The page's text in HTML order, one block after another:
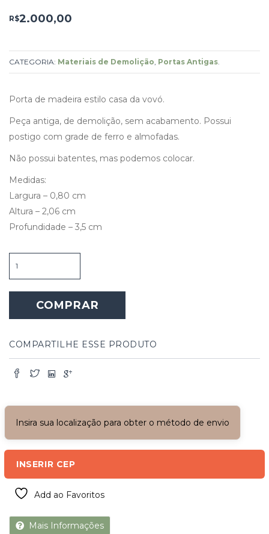
R$2.000,00
CATEGORIA: Materiais de Demolição Portas Antigas
Porta de madeira estilo casa da vovó.
Peça antiga, de demolição, sem acabamento. Possui
postigo com grade de ferro e almofadas.
Não possui batentes, mas podemos colocar.
Medidas:
Largura – 0,80 cm
Altura – 2,06 cm
Profundidade – 3,5 cm
de
Madeira
Estilo
da
quantidade
COMPRAR
COMPARTILHE ESSE PRODUTO
Insira sua localização para obter o método de envio
INSERIR CEP
Add ao Favoritos
Mais Informações